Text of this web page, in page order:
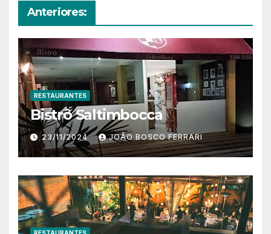
Anteriores:
RESTAURANTES
Bistrô Saltimbocca
23/11/2024 JOÃO BOSCO FERRARI
RESTAURANTES